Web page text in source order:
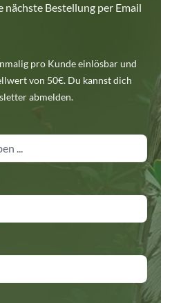
nächste Bestellung per Email
pro Kunde einlösbar und
von 50€. Du kannst dich
abmelden.